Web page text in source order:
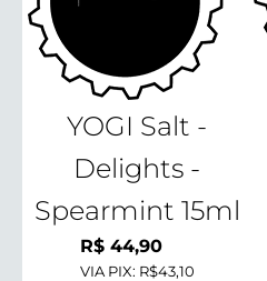
YOGI Salt -
Delights -
Spearmint 15ml
R$44,90
VIA PIX: R$43,10